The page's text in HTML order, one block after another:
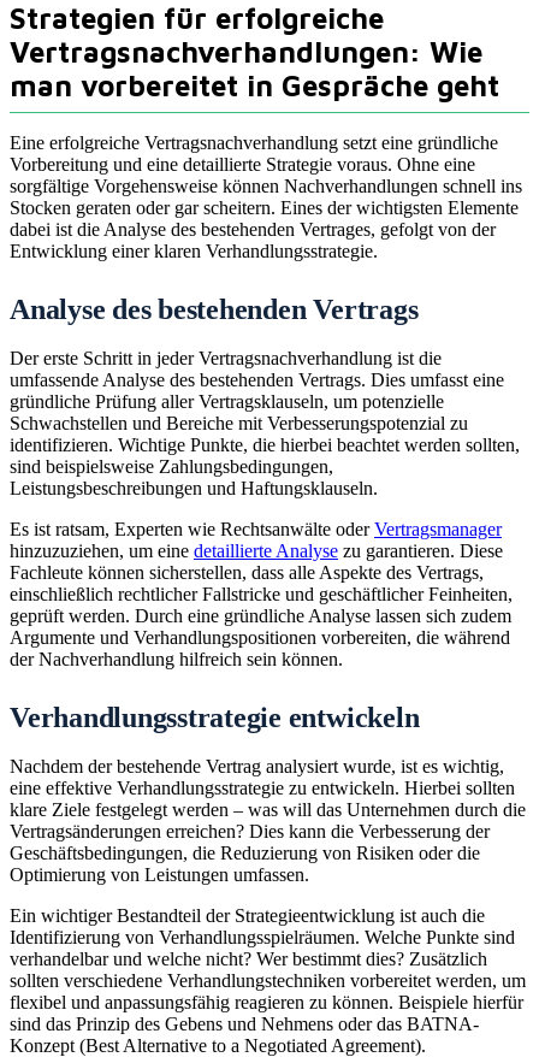
Strategien für erfolgreiche
Vertragsnachverhandlungen: Wie
man vorbereitet in Gespräche geht
Eine erfolgreiche Vertragsnachverhandlung setzt eine gründliche
Vorbereitung und eine detaillierte Strategie voraus. Ohne eine
sorgfältige Vorgehensweise können Nachverhandlungen schnell ins
Stocken geraten oder gar scheitern. Eines der wichtigsten Elemente
dabei ist die Analyse des bestehenden Vertrages, gefolgt von der
Entwicklung einer klaren Verhandlungsstrategie.
Analyse des bestehenden Vertrags
Der erste Schritt in jeder Vertragsnachverhandlung ist die
umfassende Analyse des bestehenden Vertrags. Dies umfasst eine
gründliche Prüfung aller Vertragsklauseln, um potenzielle
Schwachstellen und Bereiche mit Verbesserungspotenzial zu
identifizieren. Wichtige Punkte, die hierbei beachtet werden sollten,
sind beispielsweise Zahlungsbedingungen,
Leistungsbeschreibungen und Haftungsklauseln.
Es ist ratsam, Experten wie Rechtsanwälte oderVertragsmanager
hinzuzuziehen, um eine detaillierte Analyse zu garantieren. Diese
Fachleute können sicherstellen, dass alle Aspekte des Vertrags,
einschließlich rechtlicher Fallstricke und geschäftlicher Feinheiten,
geprüft werden. Durch eine gründliche Analyse lassen sich zudem
Argumente und Verhandlungspositionen vorbereiten, die während
der Nachverhandlung hilfreich sein können.
Verhandlungsstrategie entwickeln
Nachdem der bestehende Vertrag analysiert wurde, ist es wichtig,
eine effektive Verhandlungsstrategie zu entwickeln. Hierbei sollten
klare Ziele festgelegt werden – was will das Unternehmen durch die
Vertragsänderungen erreichen? Dies kann die Verbesserung der
Geschäftsbedingungen, die Reduzierung von Risiken oder die
Optimierung von Leistungen umfassen.
Ein wichtiger Bestandteil der Strategieentwicklung ist auch die
Identifizierung von Verhandlungsspielräumen. Welche Punkte sind
verhandelbar und welche nicht? Wer bestimmt dies? Zusätzlich
sollten verschiedene Verhandlungstechniken vorbereitet werden, um
flexibel und anpassungsfähig reagieren zu können. Beispiele hierfür
sind das Prinzip des Gebens und Nehmens oder das BATNA-
Konzept (Best Alternative to a Negotiated Agreement).